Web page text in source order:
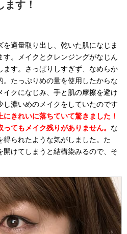
す！
適量取り出し、乾いた肌になじま
。メイクとクレンジングがなじん
ます。さっぱりしすぎず、なめらか
たっぷりめの量を使用したからな
クになじみ、手と肌の摩擦を避け
濃いめのメイクをしていたのです
きれいに落ちていて驚きました！
てもメイク残りがありません。 な
得られたような気がしました。た
けてしまうと結構染みるので、そ